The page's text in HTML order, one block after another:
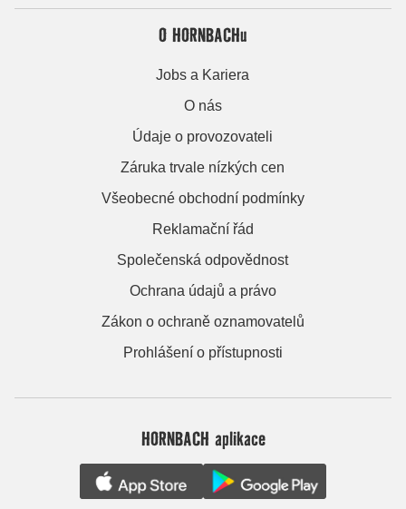
O HORNBACHu
Jobs a Kariera
O nás
Údaje o provozovateli
Záruka trvale nízkých cen
Všeobecné obchodní podmínky
Reklamační řád
Společenská odpovědnost
Ochrana údajů a právo
Zákon o ochraně oznamovatelů
Prohlášení o přístupnosti
HORNBACH aplikace